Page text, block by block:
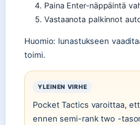
Paina Enter-näppäintä
Vastaanota palkinnot
Huomio: lunastukseen
toimi.
YLEINEN VIRHE
Pocket Tactics varoittaa,
ennen semi-rank two -